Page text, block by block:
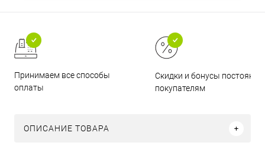
Принимаем все способы
оплаты
Скидки и бонусы
покупателям
ОПИСАНИЕ ТОВАРА